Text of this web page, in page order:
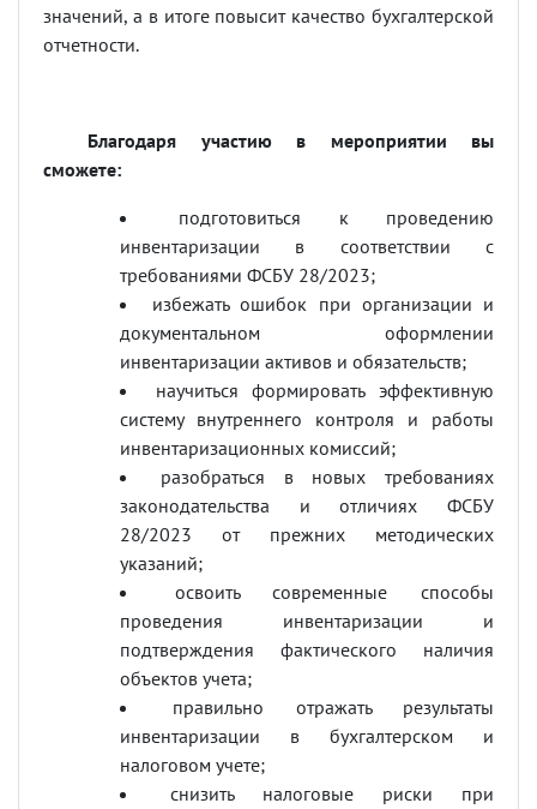
значений, а в итоге повысит качество бухгалтерской
отчетности.
Благодаря участию в мероприятии вы
сможете:
подготовиться к проведению
инвентаризации в соответствии с
требованиями ФСБУ 28/2023;
избежать ошибок при организации и
документальном оформлении
инвентаризации активов и обязательств;
научиться формировать эффективную
систему внутреннего контроля и работы
инвентаризационных комиссий;
разобраться в новых требованиях
законодательства и отличиях ФСБУ
28/2023 от прежних методических
указаний;
освоить современные способы
проведения инвентаризации и
подтверждения фактического наличия
объектов учета;
правильно отражать результаты
инвентаризации в бухгалтерском и
налоговом учете;
снизить налоговые риски при